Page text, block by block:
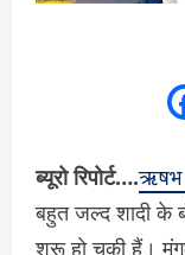
ब्यूरो रिपोर्ट….ऋषभ
बहुत जल्द शादी के
शुरू हो चुकी हैं।